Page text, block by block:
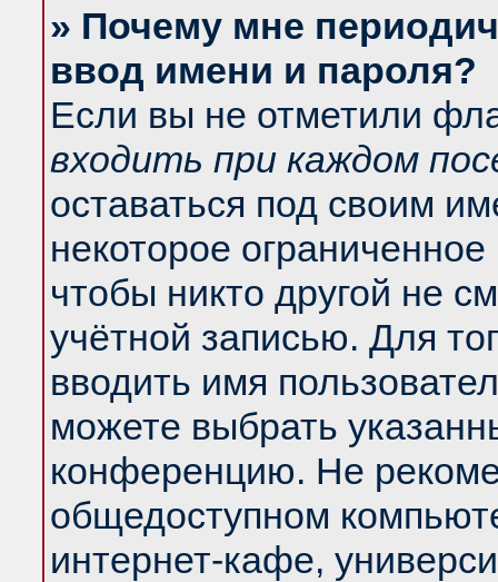
» Почему мне
ввод имени и пароля?
Если вы не отметили
входить при каждом
оставаться под своим
некоторое
чтобы никто другой не
учётной записью. Для
вводить имя
можете выбрать
конференцию. Не
общедоступном
интернет-кафе,